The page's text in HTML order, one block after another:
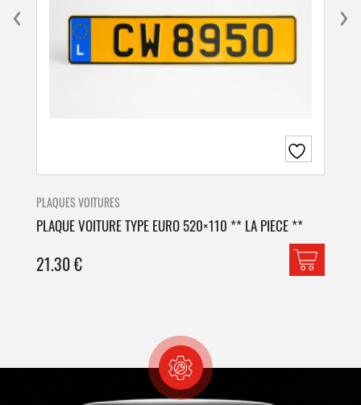
PLAQUES VOITURES
PLAQUE VOITURE TYPE EURO 520×110 ** LA PIECE **
21.30€